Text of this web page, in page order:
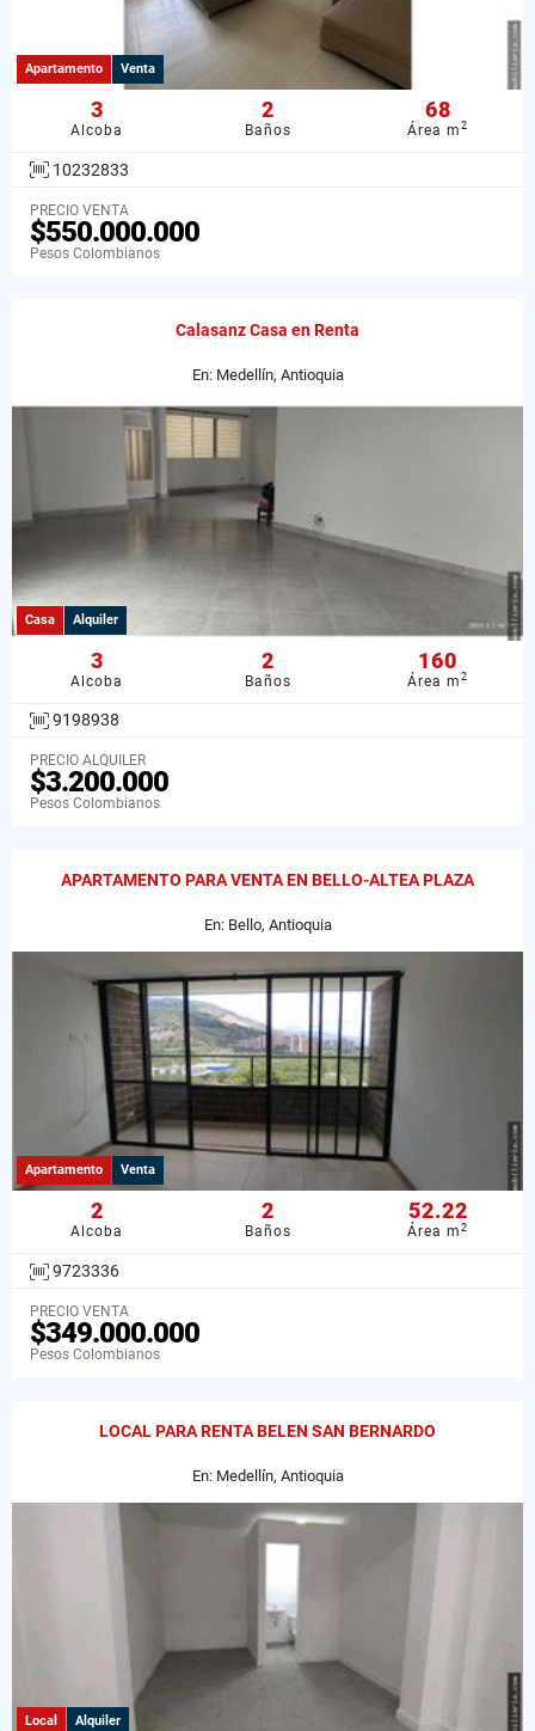
Apartamento Venta
3
Alcoba
2
Baños
68
Área m2
10232833
PRECIO VENTA
$550.000.000
Pesos Colombianos
Calasanz Casa en Renta
En: Medellín, Antioquia
Casa Alquiler
3
Alcoba
2
Baños
160
Área m2
9198938
PRECIO ALQUILER
$3.200.000
Pesos Colombianos
APARTAMENTO PARA VENTA EN BELLO-ALTEA PLAZA
En: Bello, Antioquia
Apartamento Venta
2
Alcoba
2
Baños
52.22
Área m2
9723336
PRECIO VENTA
$349.000.000
Pesos Colombianos
LOCAL PARA RENTA BELEN SAN BERNARDO
En: Medellín, Antioquia
Local Alquiler